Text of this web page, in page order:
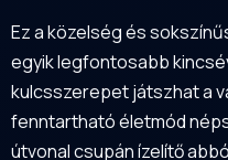
Ez a közelség és
egyik legfontosabb
kulcsszerepet játszhat a
fenntartható életmód
útvonal csupán ízelítő